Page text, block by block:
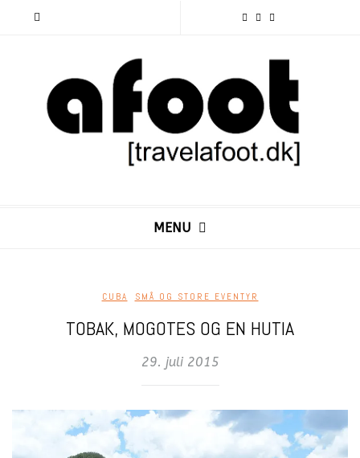
MENU
CUBA SMÅ OG STORE EVENTYR
TOBAK, MOGOTES OG EN HUTIA
29. juli 2015